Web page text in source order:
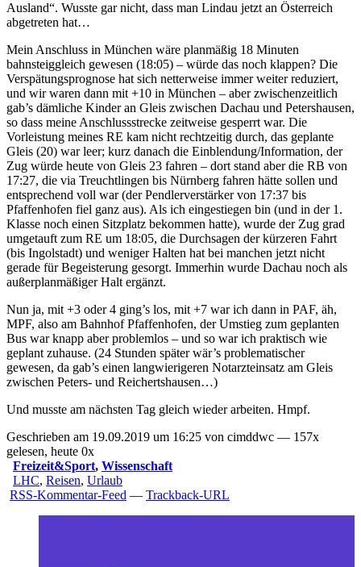
Ausland“. Wusste gar nicht, dass man Lindau jetzt an Österreich
abgetreten hat…
Mein Anschluss in München wäre planmäßig 18 Minuten
bahnsteiggleich gewesen (18:05) – würde das noch klappen? Die
Verspätungsprognose hat sich netterweise immer weiter reduziert,
und wir waren dann mit +10 in München – aber zwischenzeitlich
gab’s dämliche Kinder an Gleis zwischen Dachau und Petershausen,
so dass meine Anschlussstrecke zeitweise gesperrt war. Die
Vorleistung meines RE kam nicht rechtzeitig durch, das geplante
Gleis (20) war leer; kurz danach die Einblendung/Information, der
Zug würde heute von Gleis 23 fahren – dort stand aber die RB von
17:27, die via Treuchtlingen bis Nürnberg fahren hätte sollen und
entsprechend voll war (der Pendlerverstärker von 17:37 bis
Pfaffenhofen fiel ganz aus). Als ich eingestiegen bin (und in der 1.
Klasse noch einen Sitzplatz bekommen hatte), wurde der Zug grad
umgetauft zum RE um 18:05, die Durchsagen der kürzeren Fahrt
(bis Ingolstadt) und weniger Halten hat bei manchen jetzt nicht
gerade für Begeisterung gesorgt. Immerhin wurde Dachau noch als
außerplanmäßiger Halt ergänzt.
Nun ja, mit +3 oder 4 ging’s los, mit +7 war ich dann in PAF, äh,
MPF, also am Bahnhof Pfaffenhofen, der Umstieg zum geplanten
Bus war knapp aber problemlos – und so war ich praktisch wie
geplant zuhause. (24 Stunden später wär’s problematischer
gewesen, da gab’s einen langwierigeren Notarzteinsatz am Gleis
zwischen Peters- und Reichertshausen…)
Und musste am nächsten Tag gleich wieder arbeiten. Hmpf.
Geschrieben am 19.09.2019 um 16:25 von cimddwc — 157x
gelesen, heute 0x
Freizeit&Sport, Wissenschaft
LHC, Reisen, Urlaub
RSS-Kommentar-Feed — Trackback-URL